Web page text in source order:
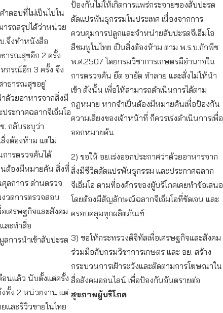
ำตอบที่ไม่เป็นไปใน
ารถสรุปได้ว่าหน่วย
.จึงทำหนังสือ
ารณสุขอีก 2 ครั้ง
กรณ์อีก 3 ครั้ง จึง
าธารณสุขอยู่
ด้วยอาหารจากสิ่งมี
ระกาศฉลากจีเอ็มโอ
กลับระบุว่า
งต้องห้าม แต่ไม่
ารตรวจค้นได้
นต้องมีหมายค้น สิ่งที่
ลกากร ด่านตรวจ
วดการตรวจสอบ
เศรษฐกิจและสังคม
ละทำสื่อ
การนำเข้าสับปะรด
อนแล้ว นับตั้งแต่ครั้ง
ทั้ง 2 หน่วยงาน แต่
และรีวิวขายในไทย
ป้องกันไม่ให้เกิดการแพร่กระจายของสับปะรด
ดัดแปรพันธุกรรมในประเทศ เนื่องจากการ
ควบคุมการปลูกและจำหน่ายสับปะรดจีเอ็มโอ
สีชมพูในไทย เป็นสิ่งต้องห้าม ตาม พ.ร.บ.กักพืช
พ.ศ.2507 โดยกรมวิชาการเกษตรมีอำนาจใน
การตรวจค้น ยึด อายัด ทำลาย และสั่งไม่ให้นำ
เข้า ดังนั้น เพื่อให้สามารถดำเนินการได้ตาม
กฎหมาย หากจำเป็นต้องมีหมายค้นเพื่อป้องกัน
ความเสี่ยงของเจ้าหน้าที่ ก็ควรเร่งดำเนินการเพื่อ
ออกหมายค้น
2) ขอให้ อย.เร่งออกประกาศว่าด้วยอาหารจาก
สิ่งมีชีวิตดัดแปรพันธุกรรม และประกาศฉลาก
จีเอ็มโอ ตามที่องค์กรของผู้บริโภคเคยทำข้อเสนอ
โดยต้องมีสัญลักษณ์ฉลากจีเอ็มโอที่ชัดเจน และ
ครอบคลุมทุกผลิตภัณฑ์
3) ขอให้กระทรวงดิจิทัลเพื่อเศรษฐกิจและสังคม
ร่วมมือกับกรมวิชาการเกษตร และ อย. สร้าง
กระบวนการเฝ้าระวังและติดตามการโฆษณาใน
สื่อสังคมออนไลน์ เพื่อป้องกันอันตรายต่อ
สุขภาพผู้บริโภค